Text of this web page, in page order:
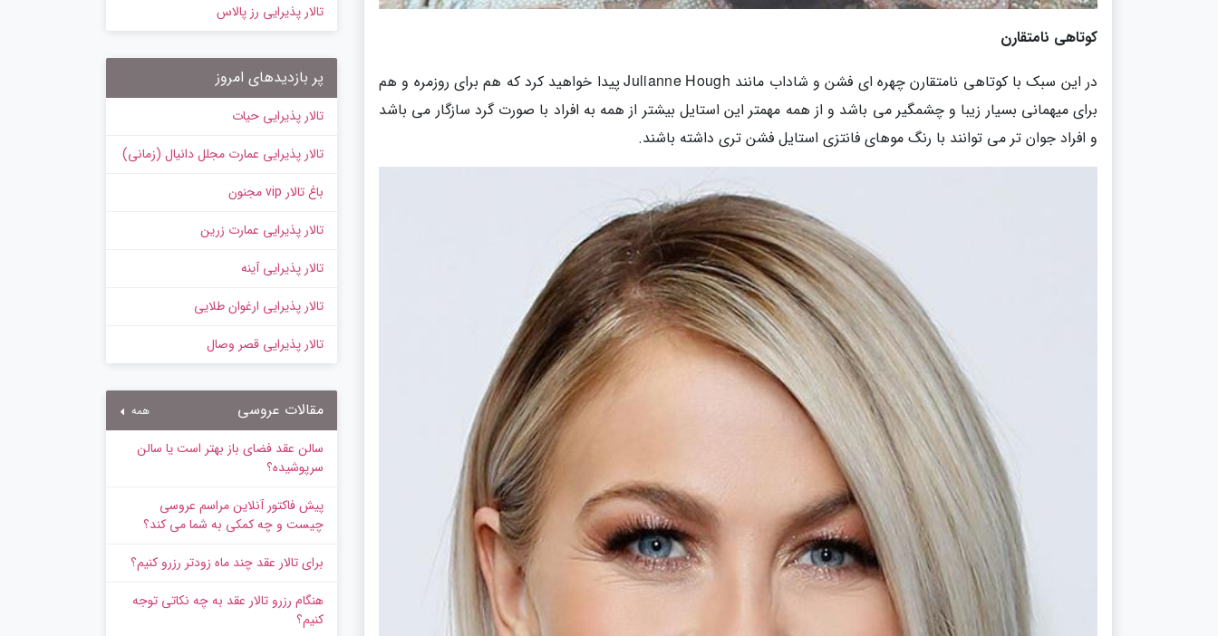
کوتاهی نامتقارن
در این سبک با کوتاهی نامتقارن چهره ای فشن و شاداب مانند Julianne Hough پیدا خواهید کرد که هم برای روزمره و هم
برای میهمانی بسیار زیبا و چشمگیر می باشد و از همه مهمتر این استایل بیشتر از همه به افراد با صورت گرد سازگار می باشد
و افراد جوان تر می توانند با رنگ موهای فانتزی استایل فشن تری داشته باشند.
تالار پذیرایی رز پالاس
پر بازدیدهای امروز
تالار پذیرایی حیات
تالار پذیرایی عمارت مجلل دانیال (زمانی)
باغ تالار vip مجنون
تالار پذیرایی عمارت زرین
تالار پذیرایی آینه
تالار پذیرایی ارغوان طلایی
تالار پذیرایی قصر وصال
مقالات عروسی همه
سالن عقد فضای باز بهتر است یا سالن
سرپوشیده؟
پیش‌ فاکتور آنلاین مراسم عروسی
چیست و چه کمکی به شما می کند؟
برای تالار عقد چند ماه زودتر رزرو کنیم؟
هنگام رزرو تالار عقد به چه نکاتی توجه
کنیم؟